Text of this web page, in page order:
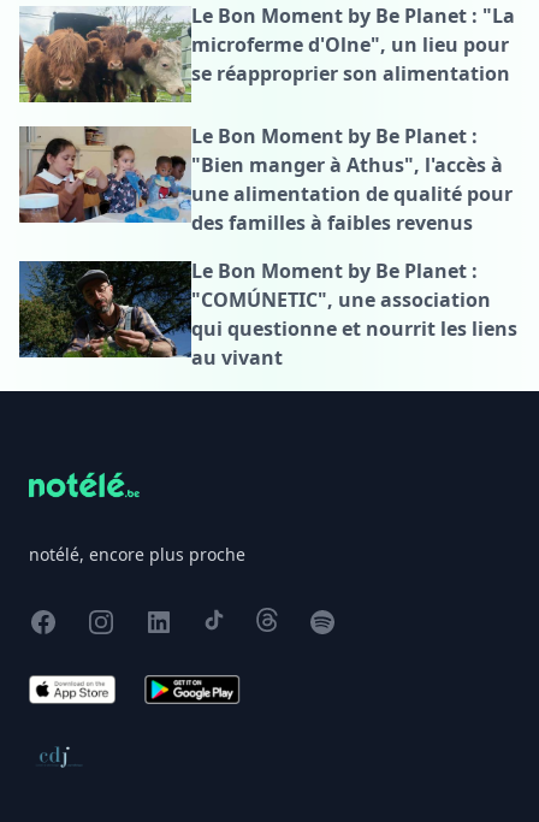
Le Bon Moment by Be Planet : "La
microferme d'Olne", un lieu pour
se réapproprier son alimentation
Le Bon Moment by Be Planet :
"Bien manger à Athus", l'accès à
une alimentation de qualité pour
des familles à faibles revenus
Le Bon Moment by Be Planet :
"COMÚNETIC", une association
qui questionne et nourrit les liens
au vivant
notélé, encore plus proche
FacebookInstagram
X TikTokThreadsSpotify
App Store Google Play
Conseil de déontologie journalistique